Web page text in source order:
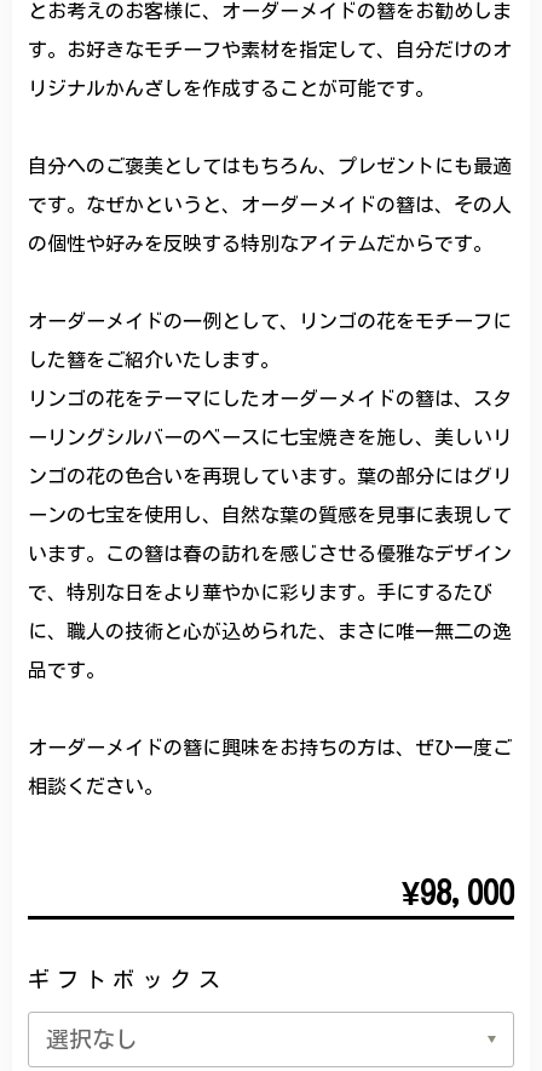
とお考えのお客様に、オーダーメイドの簪をお勧めしま
す。お好きなモチーフや素材を指定して、自分だけのオ
リジナルかんざしを作成することが可能です。
自分へのご褒美としてはもちろん、プレゼントにも最適
です。なぜかというと、オーダーメイドの簪は、その人
の個性や好みを反映する特別なアイテムだからです。
オーダーメイドの一例として、リンゴの花をモチーフに
した簪をご紹介いたします。
リンゴの花をテーマにしたオーダーメイドの簪は、スタ
ーリングシルバーのベースに七宝焼きを施し、美しいリ
ンゴの花の色合いを再現しています。葉の部分にはグリ
ーンの七宝を使用し、自然な葉の質感を見事に表現して
います。この簪は春の訪れを感じさせる優雅なデザイン
で、特別な日をより華やかに彩ります。手にするたび
に、職人の技術と心が込められた、まさに唯一無二の逸
品です。
オーダーメイドの簪に興味をお持ちの方は、ぜひ一度ご
相談ください。
¥98,000
ギフトボックス